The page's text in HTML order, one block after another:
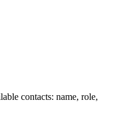
contacts: name, role,